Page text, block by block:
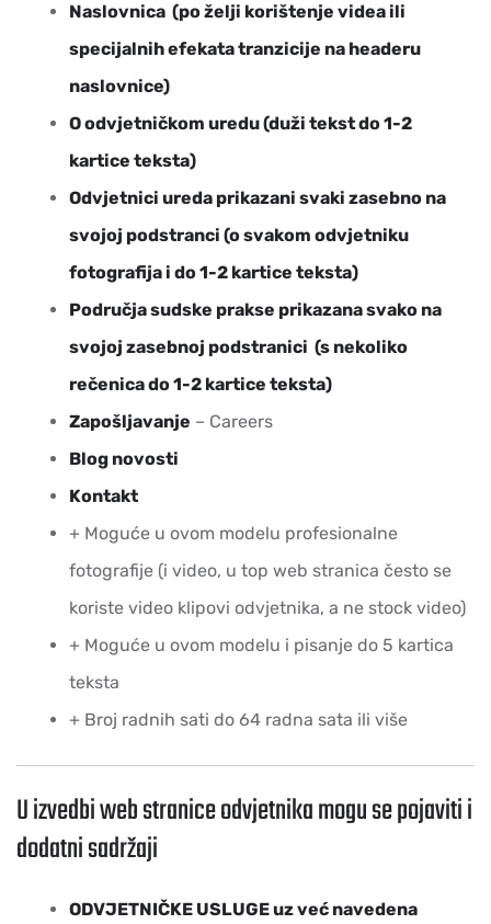
Naslovnica (po želji korištenje videa ili
specijalnih efekata tranzicije na headeru
naslovnice)
O odvjetničkom uredu (duži tekst do 1-2
kartice teksta)
Odvjetnici ureda prikazani svaki zasebno na
svojoj podstranci (o svakom odvjetniku
fotografija i do 1-2 kartice teksta)
Područja sudske prakse prikazana svako na
svojoj zasebnoj podstranici (s nekoliko
rečenica do 1-2 kartice teksta)
Zapošljavanje – Careers
Blog novosti
Kontakt
+ Moguće u ovom modelu profesionalne
fotografije (i video, u top web stranica često se
koriste video klipovi odvjetnika, a ne stock video)
+ Moguće u ovom modelu i pisanje do 5 kartica
teksta
+ Broj radnih sati do 64 radna sata ili više
U izvedbi web stranice odvjetnika mogu se pojaviti i
dodatni sadržaji
ODVJETNIČKE USLUGE uz već navedena